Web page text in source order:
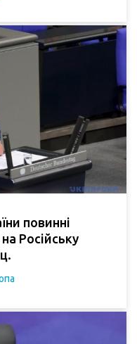
повинні
Російську